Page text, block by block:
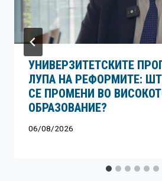
УНИВЕРЗИТЕТСКИТЕ
ЛУПА НА РЕФОРМИТЕ:
СЕ ПРОМЕНИ ВО
ОБРАЗОВАНИЕ?
06/08/2026